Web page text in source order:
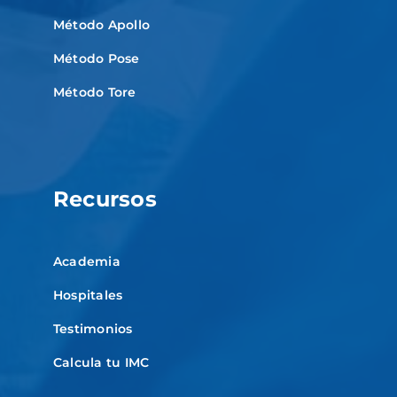
Método Apollo
Método Pose
Método Tore
Recursos
Academia
Hospitales
Testimonios
Calcula tu IMC